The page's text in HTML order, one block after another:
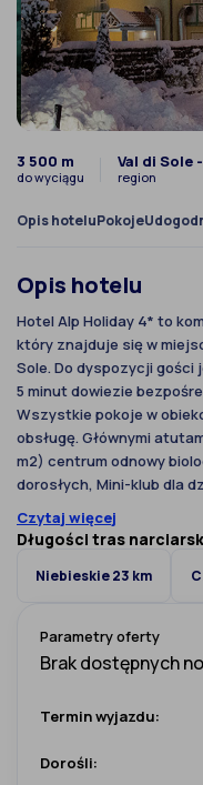
3 500 m
do wyciągu
Val di Sole
region
Opis hoteluPokoje
Opis hotelu
Hotel Alp Holiday 4* to
który znajduje się w
Sole. Do dyspozycji
5 minut dowiezie
Wszystkie pokoje w
obsługę. Głównymi
m2) centrum odnowy
dorosłych, Mini-klub dla
Czytaj więcej
Długości tras
Niebieskie 23 km
Parametry oferty
Termin wyjazdu:
Dorośli: